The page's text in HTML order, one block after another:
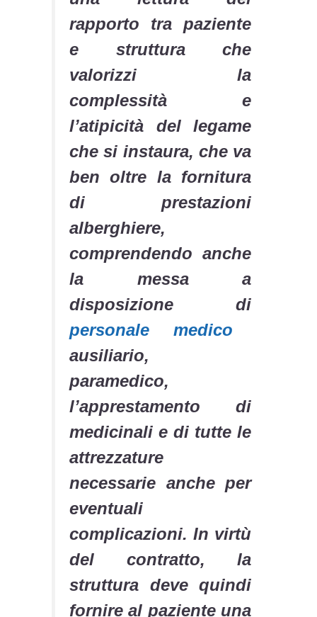
rapporto tra paziente
e struttura che
valorizzi la
complessità e
l’atipicità del legame
che si instaura, che va
ben oltre la fornitura
di prestazioni
alberghiere,
comprendendo anche
la messa a
disposizione di
personale medico
ausiliario,
paramedico,
l’apprestamento di
medicinali e di tutte le
attrezzature
necessarie anche per
eventuali
complicazioni. In virtù
del contratto, la
struttura deve quindi
fornire al paziente una